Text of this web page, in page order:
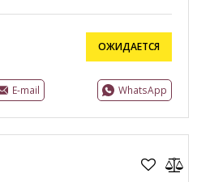
ОЖИДАЕТСЯ
E-mail WhatsApp